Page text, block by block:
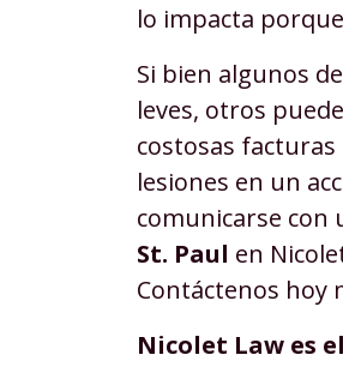
lo impacta
Si bien algunos
leves, otros
costosas
lesiones en un
comunicarse con
St. Paul en
Contáctenos hoy
Nicolet Law es